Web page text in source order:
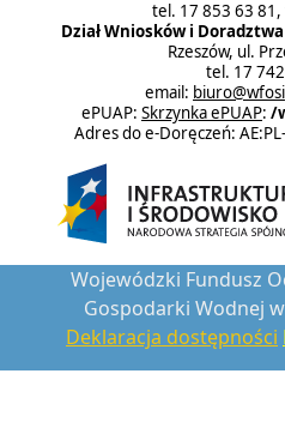
tel. 17 853 63 81,
Dział Wniosków i
Rzeszów, ul.
tel. 17
email:
ePUAP: Skrzynka ePUAP: /
Adres do e-Doręczeń:
Wojewódzki Fundusz
Gospodarki Wodnej
Deklaracja dostępności